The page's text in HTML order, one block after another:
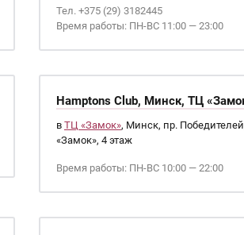
Тел. +375 (29) 3182445
Время работы: ПН-ВС 11:00 — 23:00
Hamptons Club, Минск, ТЦ
в ТЦ «Замок», Минск, пр.
«Замок», 4 этаж
Время работы: ПН-ВС 10:00 — 22:00